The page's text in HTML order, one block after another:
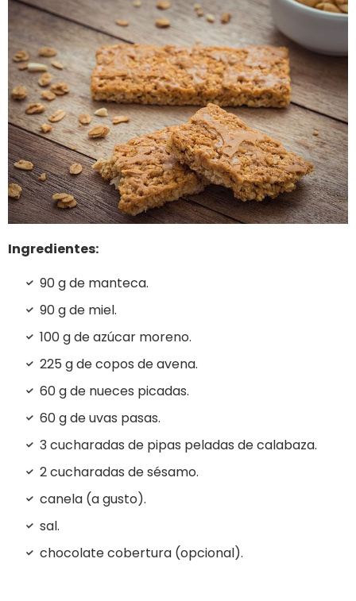
Ingredientes:
90 g de manteca.
90 g de miel.
100 g de azúcar moreno.
225 g de copos de avena.
60 g de nueces picadas.
60 g de uvas pasas.
3 cucharadas de pipas peladas de calabaza.
2 cucharadas de sésamo.
canela (a gusto).
sal.
chocolate cobertura (opcional).